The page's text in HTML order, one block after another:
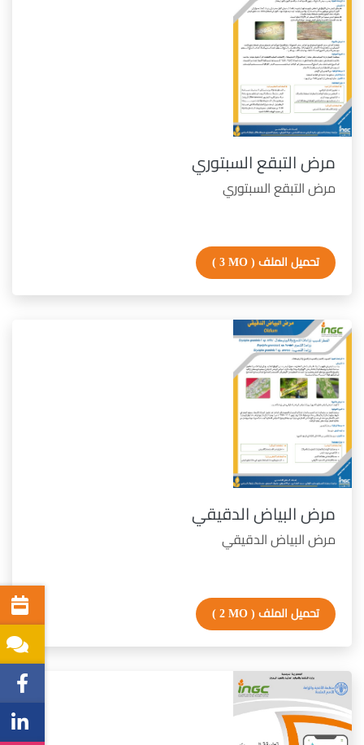
مرض التبقع السبتوري
مرض التبقع السبتوري
تحميل الملف ( 3 MO )
مرض البياض الدقيقي
مرض البياض الدقيقي
تحميل الملف ( 2 MO )